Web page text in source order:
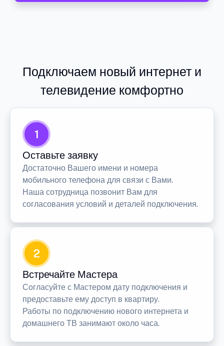
Подключаем новый интернет и
телевидение комфортно
1
Оставьте заявку
Достаточно Вашего имени и номера
мобильного телефона для связи с Вами.
Наша сотрудница позвонит Вам для
согласования условий и деталей подключения.
2
Встречайте Мастера
Согласуйте с Мастером дату подключения и
предоставьте ему доступ в квартиру.
Работы по подключению нового интернета и
домашнего ТВ занимают около часа.